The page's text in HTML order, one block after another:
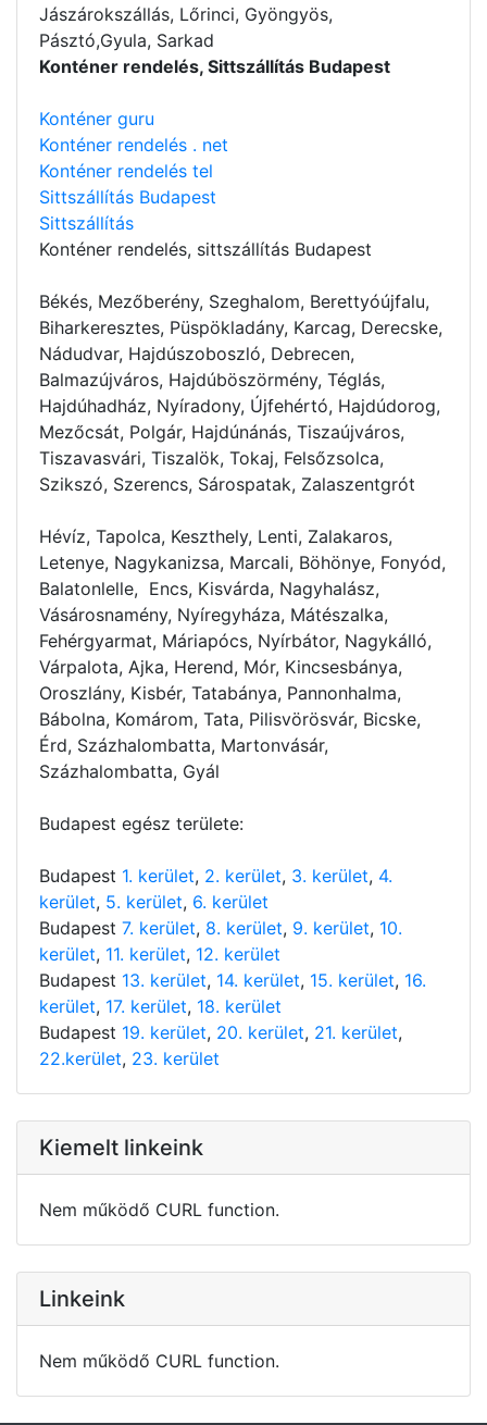
Jászárokszállás, Lőrinci, Gyöngyös,
Pásztó,Gyula, Sarkad
Konténer rendelés, Sittszállítás Budapest
Konténer guru
Konténer rendelés . net
Konténer rendelés tel
Sittszállítás Budapest
Sittszállítás
Konténer rendelés, sittszállítás Budapest
Békés, Mezőberény, Szeghalom, Berettyóújfalu,
Biharkeresztes, Püspökladány, Karcag, Derecske,
Nádudvar, Hajdúszoboszló, Debrecen,
Balmazújváros, Hajdúböszörmény, Téglás,
Hajdúhadház, Nyíradony, Újfehértó, Hajdúdorog,
Mezőcsát, Polgár, Hajdúnánás, Tiszaújváros,
Tiszavasvári, Tiszalök, Tokaj, Felsőzsolca,
Szikszó, Szerencs, Sárospatak, Zalaszentgrót
Hévíz, Tapolca, Keszthely, Lenti, Zalakaros,
Letenye, Nagykanizsa, Marcali, Böhönye, Fonyód,
Balatonlelle, Encs, Kisvárda, Nagyhalász,
Vásárosnamény, Nyíregyháza, Mátészalka,
Fehérgyarmat, Máriapócs, Nyírbátor, Nagykálló,
Várpalota, Ajka, Herend, Mór, Kincsesbánya,
Oroszlány, Kisbér, Tatabánya, Pannonhalma,
Bábolna, Komárom, Tata, Pilisvörösvár, Bicske,
Érd, Százhalombatta, Martonvásár,
Százhalombatta, Gyál
Budapest egész területe:
Budapest 1. kerület, 2. kerület, 3. kerület, 4.
kerület, 5. kerület, 6. kerület
Budapest 7. kerület, 8. kerület, 9. kerület, 10.
kerület, 11. kerület, 12. kerület
Budapest 13. kerület, 14. kerület, 15. kerület, 16.
kerület, 17. kerület, 18. kerület
Budapest 19. kerület, 20. kerület, 21. kerület,
22.kerület, 23. kerület
Kiemelt linkeink
Nem működő CURL function.
Linkeink
Nem működő CURL function.